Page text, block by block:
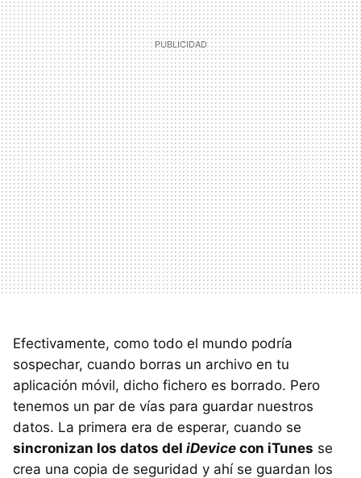
Efectivamente, como todo el mundo podría
sospechar, cuando borras un archivo en tu
aplicación móvil, dicho fichero es borrado. Pero
tenemos un par de vías para guardar nuestros
datos. La primera era de esperar, cuando se
sincronizan los datos del iDevice con iTunes se
crea una copia de seguridad y ahí se guardan los